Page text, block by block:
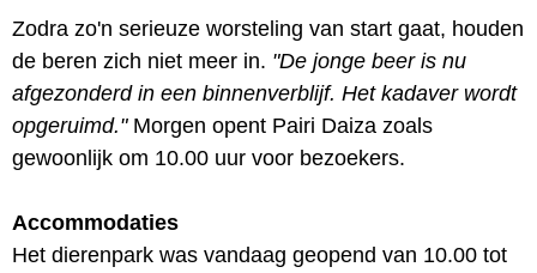
Zodra zo'n serieuze worsteling van start gaat, houden
de beren zich niet meer in. "De jonge beer is nu
afgezonderd in een binnenverblijf. Het kadaver wordt
opgeruimd."Morgen opent Pairi Daiza zoals
gewoonlijk om 10.00 uur voor bezoekers.
Accommodaties
Het dierenpark was vandaag geopend van 10.00 tot